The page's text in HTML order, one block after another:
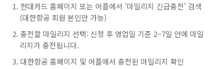
현대카드 홈페이지 또는 어플에서 '마일리지 긴급충전' 검색
(대한항공 회원 본인만 가능)
충전할 마일리지 선택: 신청 후 영업일 기준 2~7일 안에 마일
리지가 충전됩니다.
대한항공 홈페이지 및 어플에서 충전된 마일리지 확인